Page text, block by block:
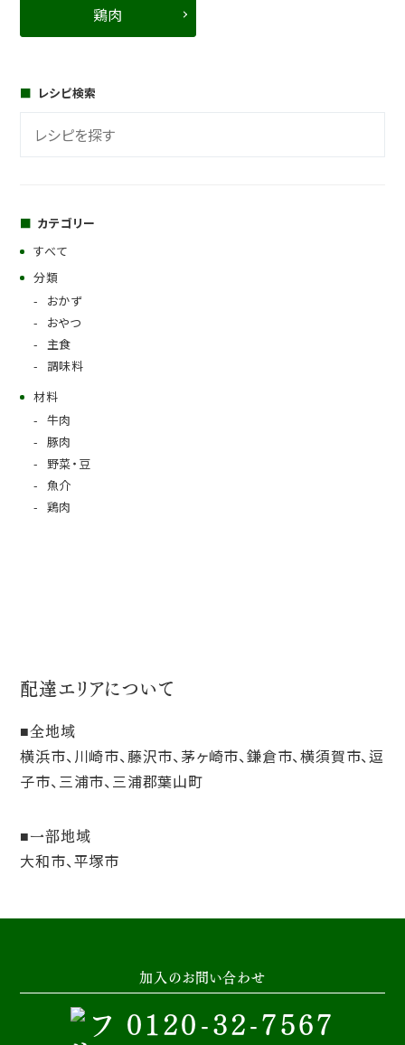
レシピ検索
カテゴリー
すべて
分類
おかず
おやつ
主食
調味料
材料
牛肉
豚肉
野菜・豆
魚介
鶏肉
鶏肉
配達エリアについて
全地域
横浜市、川崎市、藤沢市、茅ヶ崎市、鎌倉市、横須賀市、逗
子市、三浦市、三浦郡葉山町
一部地域
大和市、平塚市
加入のお問い合わせ
0120-32-7567